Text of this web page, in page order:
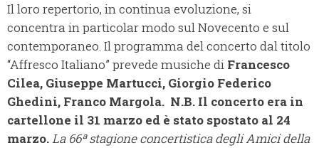
Il loro repertorio, in continua evoluzione, si
concentra in particolar modo sul Novecento e sul
contemporaneo. Il programma del concerto dal titolo
“Affresco Italiano” prevede musiche di Francesco
Cilea, Giuseppe Martucci, Giorgio Federico
Ghedini, Franco Margola. N.B. Il concerto era in
cartellone il 31 marzo ed è stato spostato al 24
marzo.La 66ª stagione concertistica degli Amici della